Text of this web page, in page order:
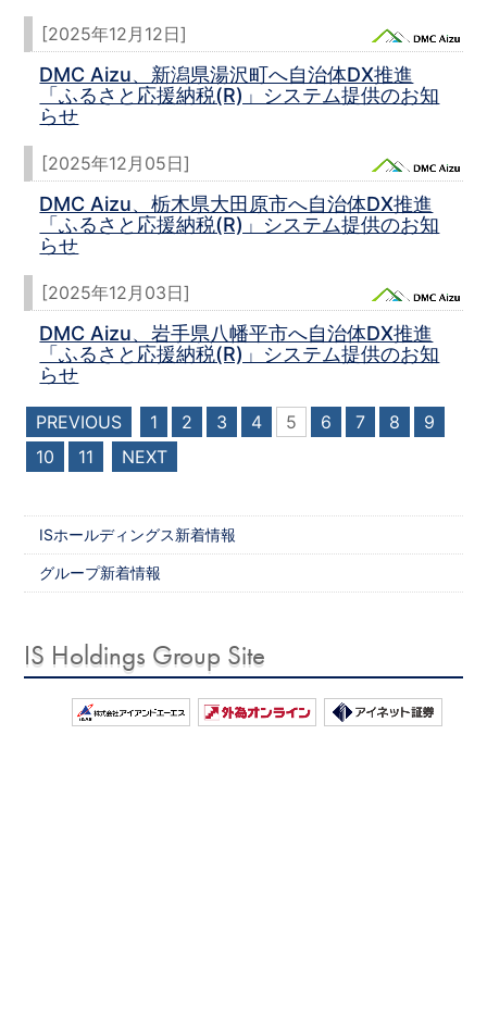
[2025年12月12日]
DMC Aizu、新潟県湯沢町へ自治体DX推進
「ふるさと応援納税(R)」システム提供のお知
らせ
[2025年12月05日]
DMC Aizu、栃木県大田原市へ自治体DX推進
「ふるさと応援納税(R)」システム提供のお知
らせ
[2025年12月03日]
DMC Aizu、岩手県八幡平市へ自治体DX推進
「ふるさと応援納税(R)」システム提供のお知
らせ
PREVIOUS 1 2 3 4 5 6 7 8
9
10
11 NEXT
ISホールディングス新着情報
グループ新着情報
IS Holdings Group Site